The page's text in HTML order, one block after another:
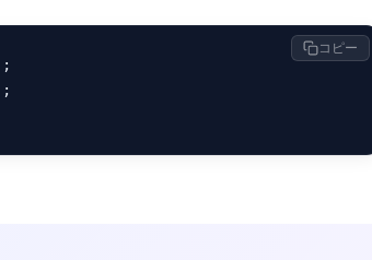
コピー